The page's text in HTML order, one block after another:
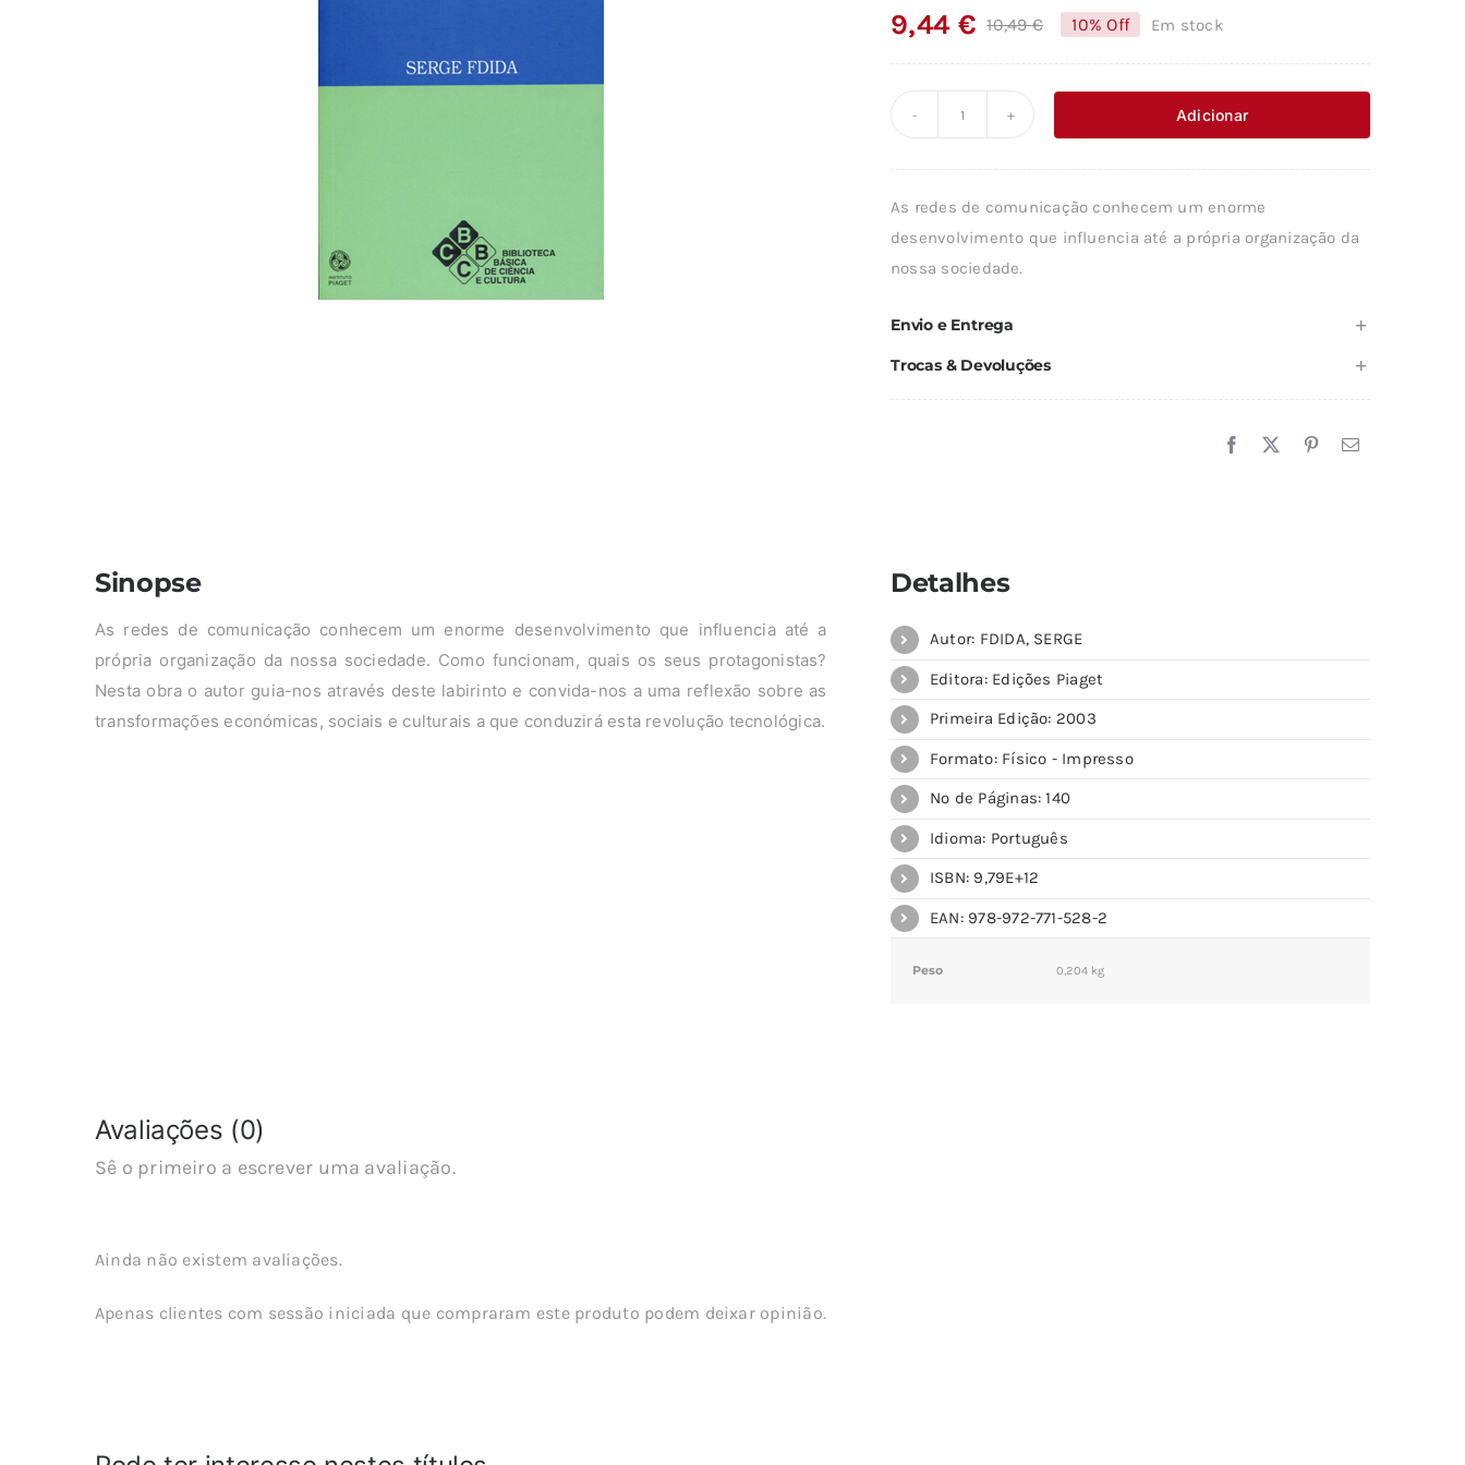
10,49€O
era:
9,44 €
O
é:
10% Off Em stock
Adicionar
As redes de comunicação conhecem um enorme
desenvolvimento que influencia até a própria organização da
nossa sociedade.
Envio e Entrega
Trocas & Devoluções
Sinopse
As redes de comunicação conhecem um enorme desenvolvimento que influencia até a
própria organização da nossa sociedade. Como funcionam, quais os seus protagonistas?
Nesta obra o autor guia-nos através deste labirinto e convida-nos a uma reflexão sobre as
transformações económicas, sociais e culturais a que conduzirá esta revolução tecnológica.
Detalhes
Autor: FDIDA, SERGE
Editora: Edições Piaget
Primeira Edição: 2003
Formato: Físico - Impresso
Nº de Páginas: 140
Idioma: Português
ISBN: 9,79E+12
EAN: 978-972-771-528-2
Peso 0,204 kg
Avaliações (0)
Sê o primeiro a escrever uma avaliação.
Ainda não existem avaliações.
Apenas clientes com sessão iniciada que compraram este produto podem deixar opinião.